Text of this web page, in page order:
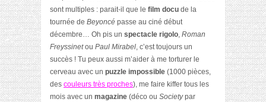
sont multiples : parait-il que le film docu de la
tournée de Beyoncé passe au ciné début
décembre… Oh pis un spectacle rigolo, Roman
Freyssinetou Paul Mirabel, c’est toujours un
succès ! Tu peux aussi m’aider à me torturer le
cerveau avec un puzzle impossible (1000 pièces,
des couleurs très proches), me faire kiffer tous les
mois avec un magazine (déco ou Societypar